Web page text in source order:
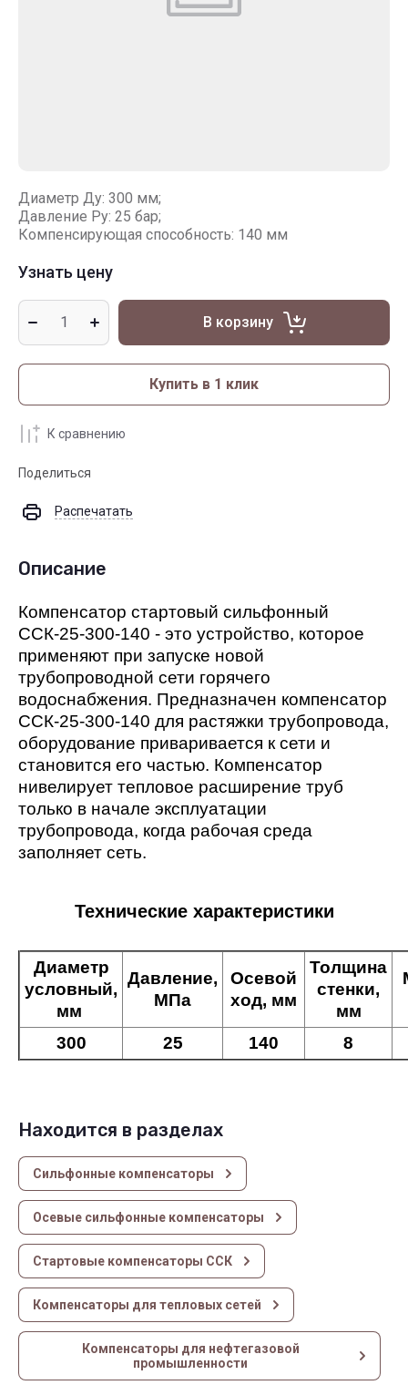
Диаметр Ду: 300 мм;
Давление Ру: 25 бар;
Компенсирующая способность: 140 мм
Узнать цену
В корзину
Купить в 1 клик
К сравнению
Поделиться
Распечатать
Описание
Компенсатор стартовый сильфонный
ССК-25-300-140 - это устройство, которое
применяют при запуске новой
трубопроводной сети горячего
водоснабжения. Предназначен компенсатор
ССК-25-300-140 для растяжки трубопровода,
оборудование приваривается к сети и
становится его частью. Компенсатор
нивелирует тепловое расширение труб
только в начале эксплуатации
трубопровода, когда рабочая среда
заполняет сеть.
Технические характеристики
Диаметр
условный,
мм
Давление,
МПа
Осевой
ход, мм
Толщина
стенки,
мм
300 25 140 8
Находится в разделах
Сильфонные компенсаторы
Осевые сильфонные компенсаторы
Стартовые компенсаторы ССК
Компенсаторы для тепловых сетей
Компенсаторы для нефтегазовой
промышленности